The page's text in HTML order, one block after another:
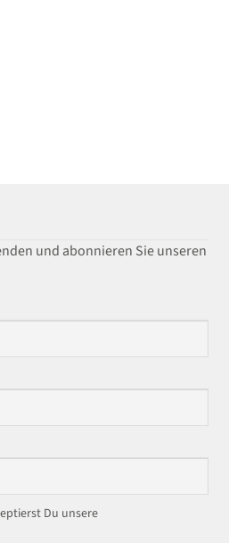
und abonnieren Sie unseren
Du unsere